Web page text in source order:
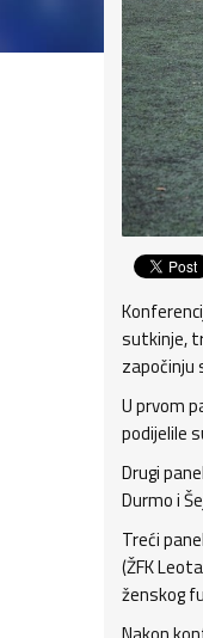
sutkinje,
započinju
U prvom
podijelile
Drugi
Durmo i
Treći
(ŽFK
ženskog